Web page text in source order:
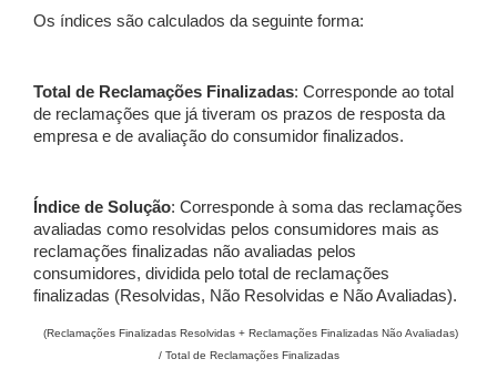
Os índices são calculados da seguinte forma:
Total de Reclamações Finalizadas: Corresponde ao total
de reclamações que já tiveram os prazos de resposta da
empresa e de avaliação do consumidor finalizados.
Índice de Solução: Corresponde à soma das reclamações
avaliadas como resolvidas pelos consumidores mais as
reclamações finalizadas não avaliadas pelos
consumidores, dividida pelo total de reclamações
finalizadas (Resolvidas, Não Resolvidas e Não Avaliadas).
(Reclamações Finalizadas Resolvidas + Reclamações Finalizadas Não Avaliadas)
/ Total de Reclamações Finalizadas